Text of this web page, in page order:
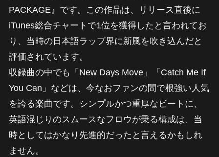
PACKAGE』です。この作品は、リリース直後に
iTunes総合チャートで1位を獲得したと言われてお
り、当時の日本語ラップ界に新風を吹き込んだと
評価されています。
収録曲の中でも「New Days Move」「Catch Me If
You Can」などは、今なおファンの間で根強い人気
を誇る楽曲です。シンプルかつ重厚なビートに、
英語混じりのスムースなフロウが乗る構成は、当
時としてはかなり先進的だったと言えるかもしれ
ません。